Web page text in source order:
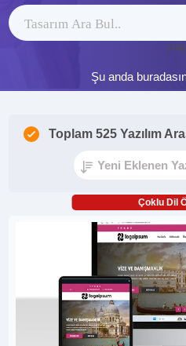
ytag
Şu anda
Toplam 525 Yazılım
Çoklu Dil